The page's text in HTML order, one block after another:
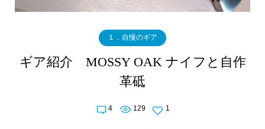
１．自慢のギア
ギア紹介 MOSSY OAK ナイフと自作
革砥
4 129 1